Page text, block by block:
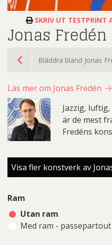
SKRIV UT TESTPRINT
Jonas
Bläddra bland Jonas
Läs mer om Jonas Fredén
Jazzig,
är de mest
Fredéns
Visa fler konstverk av
Ram
Utan ram
Med ram -